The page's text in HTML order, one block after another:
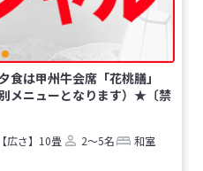
は甲州牛会席「花桃膳」
メニューとなります）★〔禁
【広さ】10畳 2～5名
和室